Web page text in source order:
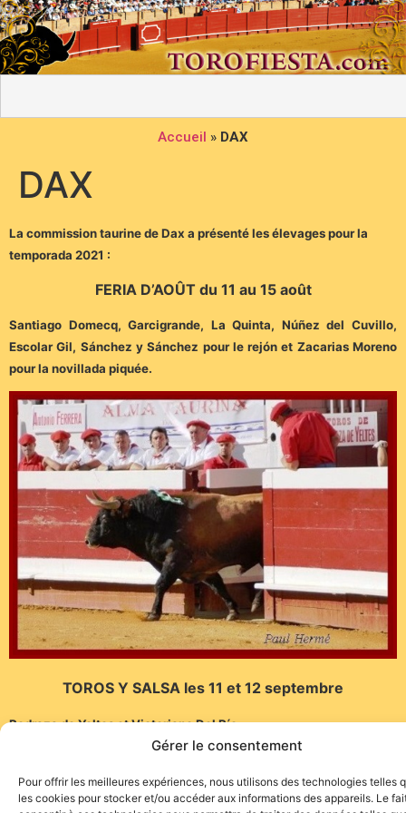
Gérer le consentement
Pour offrir les meilleures expériences, nous utilisons des technologies telles
les cookies pour stocker et/ou accéder aux informations des appareils. Le
Accueil » DAX
DAX
La commission taurine de Dax a présenté les élevages pour la
temporada 2021 :
FERIA D’AOÛT du 11 au 15 août
Santiago Domecq, Garcigrande, La Quinta, Núñez del Cuvillo,
Escolar Gil, Sánchez y Sánchez pour le rejón et Zacarias Moreno
pour la novillada piquée.
TOROS Y SALSA les 11 et 12 septembre
Pedraza de Yeltes et Victoriano Del Río.
des toreros se feront ultérieurement…